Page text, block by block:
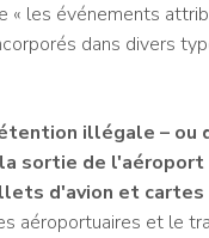
« les événements
dans divers
illégale – ou
sortie de l'aéroport
d'avion et cartes
aéroportuaires et le